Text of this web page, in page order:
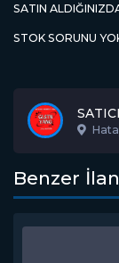
SATIN
STOK SORUNU
Benzer